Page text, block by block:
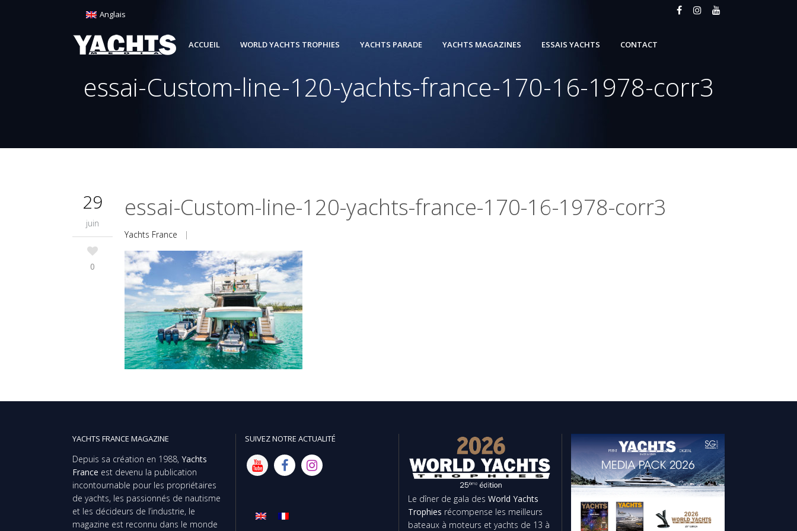
Anglais
ACCUEIL WORLD YACHTS TROPHIES YACHTS PARADE YACHTS MAGAZINES ESSAIS YACHTS CONTACT
essai-Custom-line-120-yachts-france-170-16-1978-corr3
29
juin
0
essai-Custom-line-120-yachts-france-170-16-1978-corr3
Yachts France |
YACHTS FRANCE MAGAZINE
Depuis sa création en 1988, Yachts
France est devenu la publication
incontournable pour les propriétaires
de yachts, les passionnés de nautisme
et les décideurs de l’industrie, le
magazine est reconnu dans le monde
SUIVEZ NOTRE ACTUALITÉ
Le dîner de gala des World Yachts
Trophies récompense les meilleurs
bateaux à moteurs et yachts de 13 à